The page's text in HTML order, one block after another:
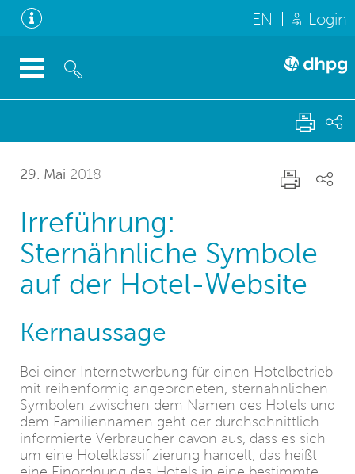
EN Login
29. Mai 2018
Irreführung:
Sternähnliche Symbole
auf der Hotel-Website
Kernaussage
Bei einer Internetwerbung für einen Hotelbetrieb
mit reihenförmig angeordneten, sternähnlichen
Symbolen zwischen dem Namen des Hotels und
dem Familiennamen geht der durchschnittlich
informierte Verbraucher davon aus, dass es sich
um eine Hotelklassifizierung handelt, das heißt